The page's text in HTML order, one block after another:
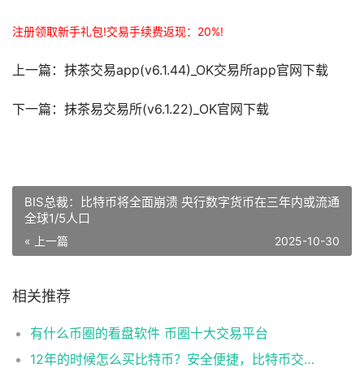
注册领取新手礼包!交易手续费返现：20%!
上一篇：抹茶交易app(v6.1.44)_OK交易所app官网下载
下一篇：抹茶易交易所(v6.1.22)_OK官网下载
BIS总裁：比特币将全面崩溃 央行数字货币在三年内或流通
全球1/5人口
« 上一篇 2025-10-30
相关推荐
有什么币圈的看盘软件 币圈十大交易平台
12年的时候怎么买比特币？安全便捷，比特币交易首选